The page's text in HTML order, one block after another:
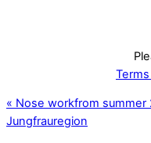
« Nose workfrom summer
Jungfrauregion